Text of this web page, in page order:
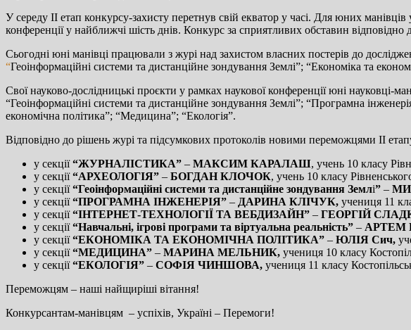
У середу ІІ етап конкурсу-захисту перетнув свій екватор у часі. Для юних
конференції у найближчі шість днів. Конкурс за сприятливих обставин відповідно
Сьогодні юні манівці працювали з журі над захистом власних постерів до
“Геоінформаційні системи та дистанційне зондування Землі”; “Економіка та
Свої науково-дослідницькі проєкти у рамках наукової конференції юні науковці-
“Геоінформаційні системи та дистанційне зондування Землі”; “Програмна
економічна політика”; “Медицина”; “Екологія”.
Відповідно до рішень журі та підсумкових протоколів новими переможцями ІІ
у секції“ЖУРНАЛІСТИКА” – МАКСИМ КАРАЛАШ, учень 10 класу
у секції“АРХЕОЛОГІЯ” – БОГДАН КЛОЧОК, учень 10 класу
у секції“Геоінформаційні системи та дистанційне зондування Землі” –
у секції“ПРОГРАМНА ІНЖЕНЕРІЯ” – ДАРИНА КЛІЧУК, учениця 11
у секції“ІНТЕРНЕТ-ТЕХНОЛОГІЇ ТА ВЕБДИЗАЙН” – ГЕОРГІЙ
у секції“Навчальні, ігрові програми та віртуальна реальність” – АРТЕМ
у секції“ЕКОНОМІКА ТА ЕКОНОМІЧНА ПОЛІТИКА” – ЮЛІЯ Сич,
у секції“МЕДИЦИНА” – МАРИНА МЕЛЬНИК, учениця 10 класу
у секції“ЕКОЛОГІЯ” – СОФІЯ ЧИНШОВА, учениця 11 класу
Переможцям – наші найщиріші вітання!
Конкурсантам-манівцям ­ – успіхів, Україні – Перемоги!